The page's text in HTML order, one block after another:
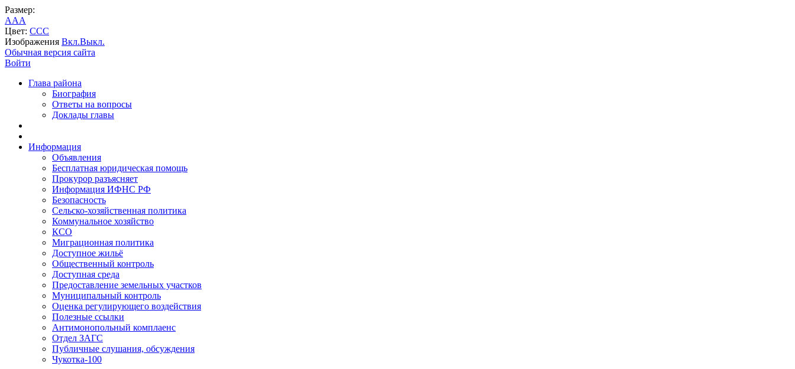
Размер:
AAA
Цвет: CCC
Изображения Вкл.Выкл.
Обычная версия сайта
Войти
Глава района
Биография
Ответы на вопросы
Доклады главы
Информация
Объявления
Бесплатная юридическая помощь
Прокурор разъясняет
Информация ИФНС РФ
Безопасность
Сельско-хозяйственная политика
Коммунальное хозяйство
КСО
Миграционная политика
Доступное жильё
Общественный контроль
Доступная среда
Предоставление земельных участков
Муниципальный контроль
Оценка регулирующего воздействия
Полезные ссылки
Антимонопольный комплаенс
Отдел ЗАГС
Публичные слушания, обсуждения
Чукотка-100